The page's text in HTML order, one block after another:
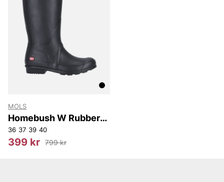
MOLS
Homebush W Rubber
Boot
36 37 39 40
399 kr 799 kr